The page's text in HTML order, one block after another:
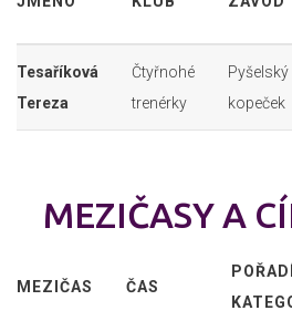
Tesaříková
Tereza
Čtyřnohé
trenérky
Pyšelský
kopeček
MEZIČASY A
MEZIČAS ČAS